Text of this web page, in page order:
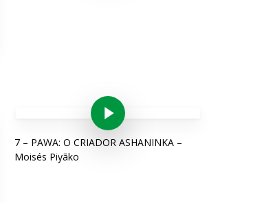
Play Video
7 – PAWA: O CRIADOR ASHANINKA –
Moisés Piyãko